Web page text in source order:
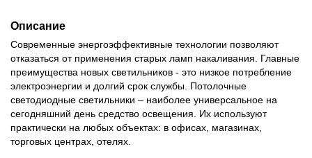
Описание
Современные энергоэффективные технологии позволяют
отказаться от применения старых ламп накаливания. Главные
преимущества новых светильников - это низкое потребление
электроэнергии и долгий срок службы. Потолочные
светодиодные светильники – наиболее универсальное на
сегодняшний день средство освещения. Их используют
практически на любых объектах: в офисах, магазинах,
торговых центрах, отелях.